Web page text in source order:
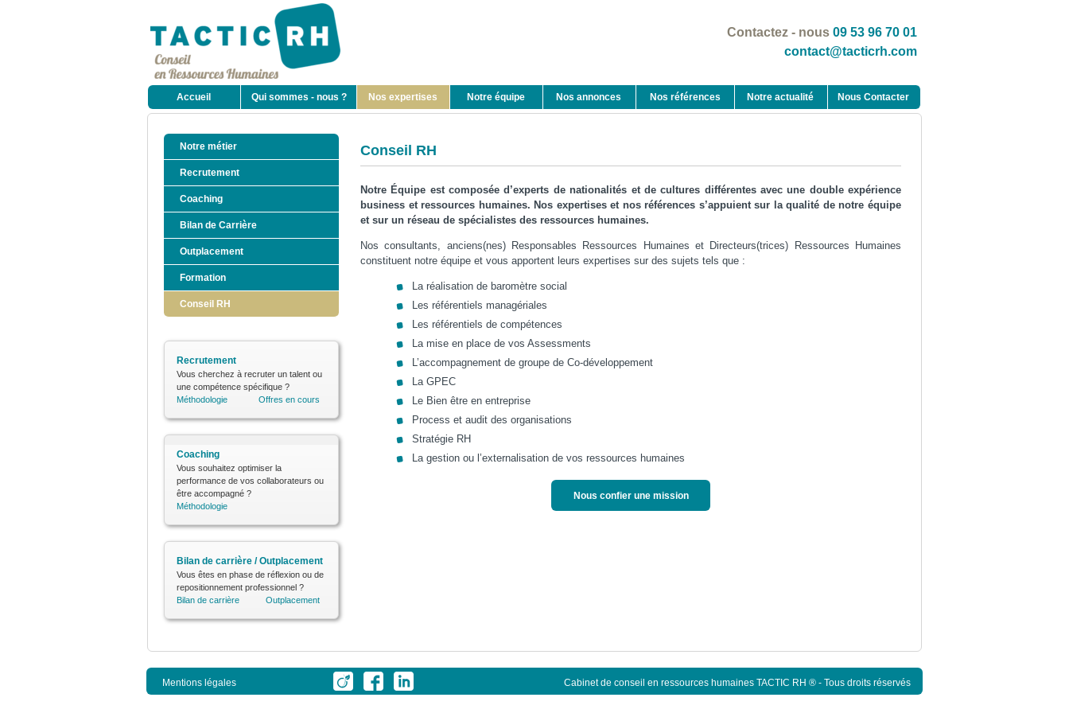
Conseil RH
Notre Équipe est composée d’experts de nationalités et de cultures différentes avec une double expérience
business et ressources humaines. Nos expertises et nos références s’appuient sur la qualité de notre équipe
et sur un réseau de spécialistes des ressources humaines.
Nos consultants, anciens(nes) Responsables Ressources Humaines et Directeurs(trices) Ressources Humaines
constituent notre équipe et vous apportent leurs expertises sur des sujets tels que :
La réalisation de baromètre social
Les référentiels managériales
Les référentiels de compétences
La mise en place de vos Assessments
L’accompagnement de groupe de Co-développement
La GPEC
Le Bien être en entreprise
Process et audit des organisations
Stratégie RH
La gestion ou l’externalisation de vos ressources humaines
Nous confier une mission
Notre métier
Recrutement
Coaching
Bilan de Carrière
Outplacement
Formation
Conseil RH
Recrutement
Vous cherchez à recruter un talent ou
une compétence spécifique ?
Méthodologie
Offres en cours
Coaching
Vous souhaitez optimiser la
performance de vos collaborateurs ou
être accompagné ?
Méthodologie
Bilan de carrière / Outplacement
Vous êtes en phase de réflexion ou de
repositionnement professionnel ?
Bilan de carrière
Outplacement
Contactez - nous 09 53 96 70 01
contact@tacticrh.com
Accueil Qui sommes - nous ? Nos expertises Notre équipe Nos annonces Nos références Notre actualité Nous Contacter
Mentions légales Cabinet de conseil en ressources humaines TACTIC RH ® - Tous droits réservés